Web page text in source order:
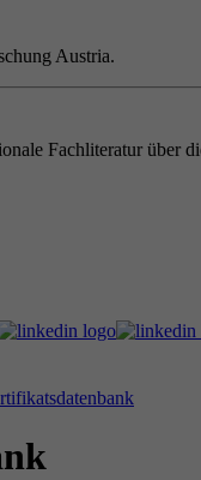
Austria.
Fachliteratur über